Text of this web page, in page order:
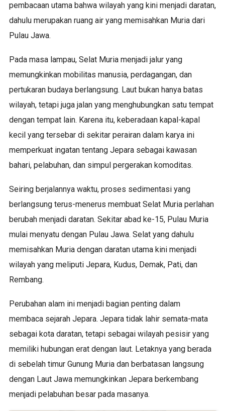
pembacaan utama bahwa wilayah yang kini menjadi daratan,
dahulu merupakan ruang air yang memisahkan Muria dari
Pulau Jawa.
Pada masa lampau, Selat Muria menjadi jalur yang
memungkinkan mobilitas manusia, perdagangan, dan
pertukaran budaya berlangsung. Laut bukan hanya batas
wilayah, tetapi juga jalan yang menghubungkan satu tempat
dengan tempat lain. Karena itu, keberadaan kapal-kapal
kecil yang tersebar di sekitar perairan dalam karya ini
memperkuat ingatan tentang Jepara sebagai kawasan
bahari, pelabuhan, dan simpul pergerakan komoditas.
Seiring berjalannya waktu, proses sedimentasi yang
berlangsung terus-menerus membuat Selat Muria perlahan
berubah menjadi daratan. Sekitar abad ke-15, Pulau Muria
mulai menyatu dengan Pulau Jawa. Selat yang dahulu
memisahkan Muria dengan daratan utama kini menjadi
wilayah yang meliputi Jepara, Kudus, Demak, Pati, dan
Rembang.
Perubahan alam ini menjadi bagian penting dalam
membaca sejarah Jepara. Jepara tidak lahir semata-mata
sebagai kota daratan, tetapi sebagai wilayah pesisir yang
memiliki hubungan erat dengan laut. Letaknya yang berada
di sebelah timur Gunung Muria dan berbatasan langsung
dengan Laut Jawa memungkinkan Jepara berkembang
menjadi pelabuhan besar pada masanya.